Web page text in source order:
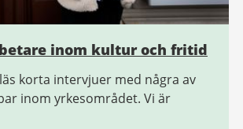
inom kultur och fritid
korta intervjuer med några av
inom yrkesområdet. Vi är